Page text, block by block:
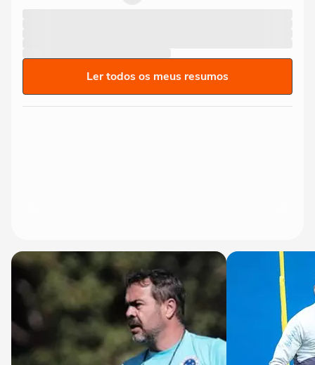
Ler todos os meus resumos